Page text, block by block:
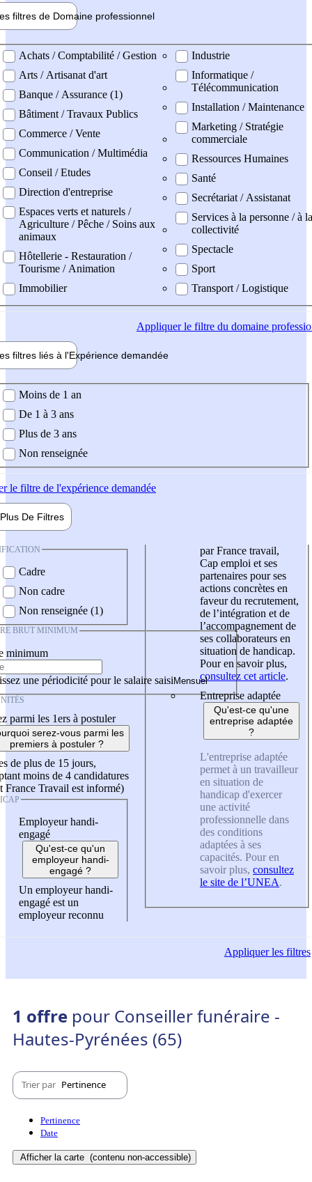
filtres de Domaine professionnel
professionel
Achats / Comptabilité / Gestion
Arts / Artisanat d'art
Banque / Assurance (1)
Bâtiment / Travaux Publics
Commerce / Vente
Communication / Multimédia
Conseil / Etudes
Direction d'entreprise
Espaces verts et naturels /
Agriculture / Pêche / Soins aux
animaux
Hôtellerie - Restauration /
Tourisme / Animation
Immobilier
Industrie
Informatique /
Télécommunication
Installation / Maintenance
Marketing / Stratégie
commerciale
Ressources Humaines
Santé
Secrétariat / Assistanat
Services à la personne / à la
collectivité
Spectacle
Sport
Transport / Logistique
Appliquerle filtre du domaine
filtres liés à l'Expérience demandée
demandée
Moins de 1 an
De 1 à 3 ans
Plus de 3 ans
Non renseignée
le filtre de l'expérience demandée
Plus De Filtres
Cadre
Non cadre
Non renseignée (1)
BRUT MINIMUM
minimum
une périodicité pour le salaire saisi
parmi les 1ers à postuler
serez-vous parmi les
premiers à postuler ?
de plus de 15 jours,
moins de 4 candidatures
France Travail est informé)
Employeur handi-
engagé
Qu'est-ce qu'un
employeur handi-
engagé ?
Un employeur handi-
engagé est un
employeur reconnu
par France travail,
Cap emploi et ses
partenaires pour ses
actions concrètes en
faveur du recrutement,
de l’intégration et de
l’accompagnement de
ses collaborateurs en
situation de handicap.
Pour en savoir plus,
consultez cet article.
Entreprise adaptée
Qu'est-ce qu'une
entreprise adaptée
?
L'entreprise adaptée
permet à un travailleur
en situation de
handicap d'exercer
une activité
professionnelle dans
des conditions
adaptées à ses
capacités. Pour en
savoir plus, consultez
le site de l’UNEA.
Appliquerles filtres
1 offre pour Conseiller funéraire -
Hautes-Pyrénées (65)
Trier par Pertinence
Pertinence
Date
Afficher la carte (contenu non-accessible)